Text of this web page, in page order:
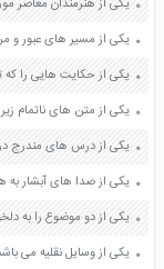
یکی از مسیر های عبور و
یکی از وسایل نقلیه می